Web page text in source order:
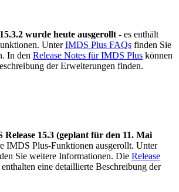
wurde heute ausgerollt - es enthält
UnterIMDS Plus FAQs finden Sie
In den Release Notes für IMDS Plus können
der Erweiterungen finden.
Release 15.3 (geplant für den 11. Mai
IMDS Plus-Funktionen ausgerollt. Unter
Sie weitere Informationen. Die Release
enthalten eine detaillierte Beschreibung der